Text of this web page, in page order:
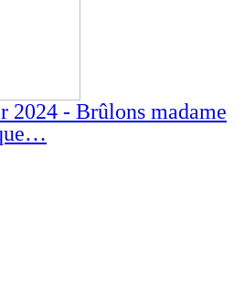
2024 - Brûlons madame